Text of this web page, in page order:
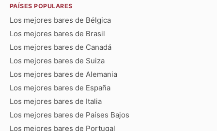
PAÍSES POPULARES
Los mejores bares de Bélgica
Los mejores bares de Brasil
Los mejores bares de Canadá
Los mejores bares de Suiza
Los mejores bares de Alemania
Los mejores bares de España
Los mejores bares de Italia
Los mejores bares de Países Bajos
Los mejores bares de Portugal